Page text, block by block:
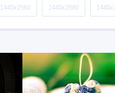
1440x2560 1440x2880